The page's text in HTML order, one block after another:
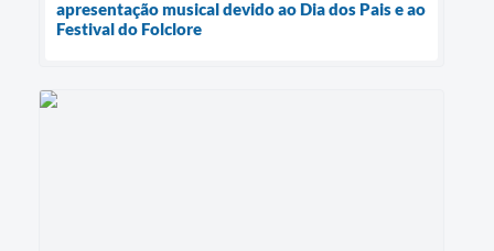
apresentação musical devido ao Dia dos Pais e ao
Festival do Folclore